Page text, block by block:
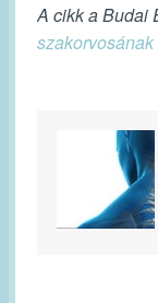
A cikk a Budai
szakorvosának